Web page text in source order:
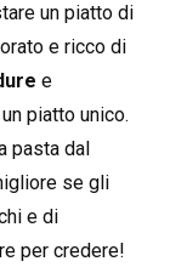
un piatto di
e ricco di
e
piatto unico.
pasta dal
se gli
e di
per credere!